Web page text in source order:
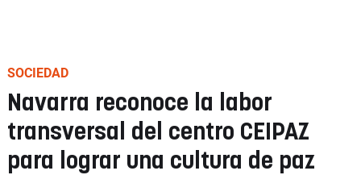
SOCIEDAD
Navarra reconoce la labor
transversal del centro CEIPAZ
para lograr una cultura de paz